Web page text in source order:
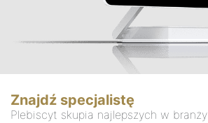
Znajdź specjalistę
Plebiscyt skupia najlepszych w branży